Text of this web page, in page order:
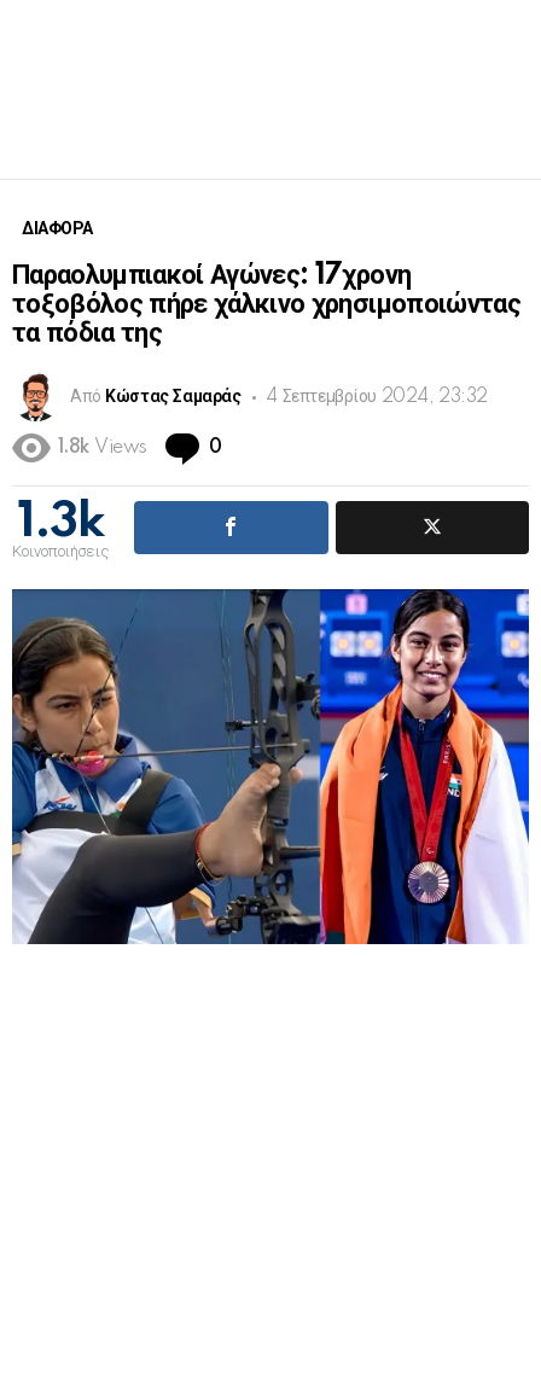
ΔΙΑΦΟΡΑ
Παραολυμπιακοί Αγώνες: 17χρονη
τοξοβόλος πήρε χάλκινο χρησιμοποιώντας
τα πόδια της
Από Κώστας Σαμαράς 4 Σεπτεμβρίου 2024, 23:32
1.8k Views 0
1.3k
Κοινοποιήσεις